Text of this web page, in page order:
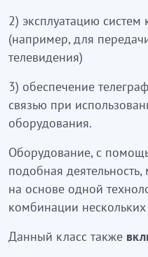
(мысалы, деректер
беру үшін)
телеграфтық және
жүйелерін қамтамсыз
көмегімен бір
бірнеше технологияның
жұмыс ісей алады.
2) эксплуатацию систем
(например, для
телевидения)
3) обеспечение
связью при
оборудования.
Оборудование, с
подобная
на основе одной
комбинации нескольких
Данный класс также